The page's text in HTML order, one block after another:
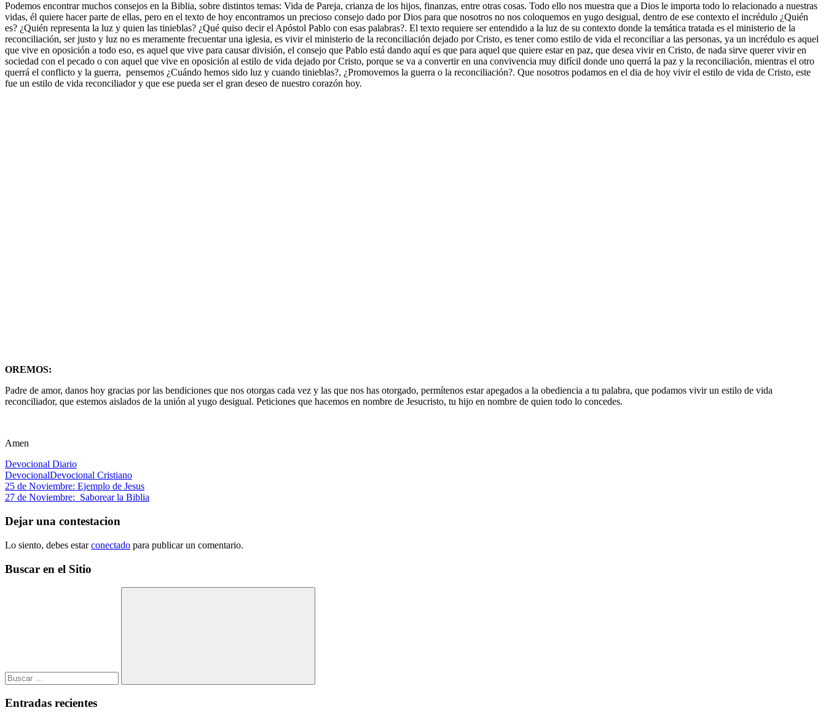
Podemos encontrar muchos consejos en la Biblia, sobre distintos temas: Vida de Pareja, crianza de los hijos, finanzas, entre otras cosas. Todo ello nos muestra que a Dios le importa todo lo relacionado a nuestras
vidas, él quiere hacer parte de ellas, pero en el texto de hoy encontramos un precioso consejo dado por Dios para que nosotros no nos coloquemos en yugo desigual, dentro de ese contexto el incrédulo ¿Quién
es? ¿Quién representa la luz y quien las tinieblas? ¿Qué quiso decir el Apóstol Pablo con esas palabras?. El texto requiere ser entendido a la luz de su contexto donde la temática tratada es el ministerio de la
reconciliación, ser justo y luz no es meramente frecuentar una iglesia, es vivir el ministerio de la reconciliación dejado por Cristo, es tener como estilo de vida el reconciliar a las personas, ya un incrédulo es aquel
que vive en oposición a todo eso, es aquel que vive para causar división, el consejo que Pablo está dando aquí es que para aquel que quiere estar en paz, que desea vivir en Cristo, de nada sirve querer vivir en
sociedad con el pecado o con aquel que vive en oposición al estilo de vida dejado por Cristo, porque se va a convertir en una convivencia muy difícil donde uno querrá la paz y la reconciliación, mientras el otro
querrá el conflicto y la guerra, pensemos ¿Cuándo hemos sido luz y cuando tinieblas?, ¿Promovemos la guerra o la reconciliación?. Que nosotros podamos en el dia de hoy vivir el estilo de vida de Cristo, este
fue un estilo de vida reconciliador y que ese pueda ser el gran deseo de nuestro corazón hoy.
OREMOS:
Padre de amor, danos hoy gracias por las bendiciones que nos otorgas cada vez y las que nos has otorgado, permítenos estar apegados a la obediencia a tu palabra, que podamos vivir un estilo de vida
reconciliador, que estemos aislados de la unión al yugo desigual. Peticiones que hacemos en nombre de Jesucristo, tu hijo en nombre de quien todo lo concedes.
Amen
Devocional Diario
DevocionalDevocional Cristiano
Navegación
de
entradas
Entrada
anterior:
25 de Noviembre: Ejemplo de Jesus
Siguiente
27 de Noviembre: Saborear la Biblia
Dejar una contestacion
Lo siento, debes estarconectado para publicar un comentario.
Buscar en el Sitio
Buscar
Entradas recientes